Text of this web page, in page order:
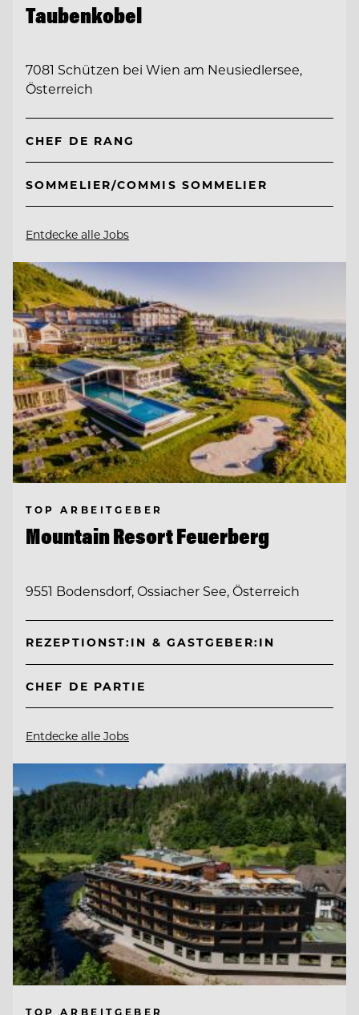
Taubenkobel
7081 Schützen bei Wien am Neusiedlersee,
Österreich
CHEF DE RANG
SOMMELIER/COMMIS SOMMELIER
Entdecke alle Jobs
TOP ARBEITGEBER
Mountain Resort Feuerberg
9551 Bodensdorf, Ossiacher See, Österreich
REZEPTIONST:IN & GASTGEBER:IN
CHEF DE PARTIE
Entdecke alle Jobs
TOP ARBEITGEBER